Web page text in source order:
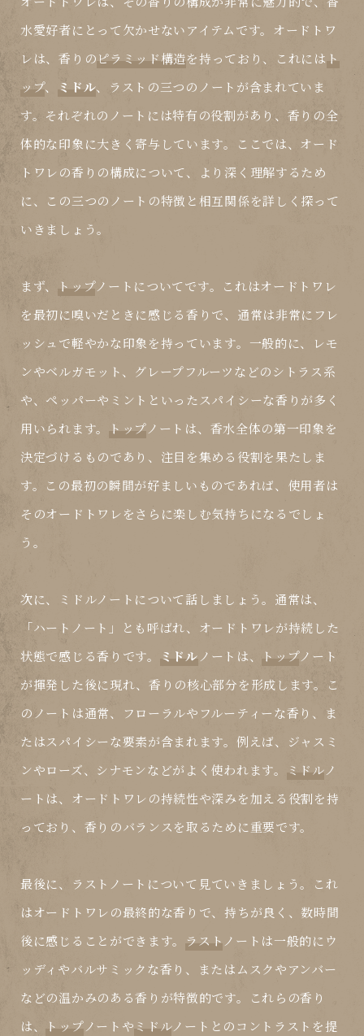
水愛好者にとって欠かせないアイテムです。オードトワ
レは、香りのピラミッド構造を持っており、これには ト
ップ、 ミドル、 ラスト の三つのノートが含まれていま
す。それぞれのノートには特有の役割があり、香りの全
体的な印象に大きく寄与しています。ここでは、オード
トワレの香りの構成について、より深く理解するため
に、この三つのノートの特徴と相互関係を詳しく探って
いきましょう。
まず、 トップノートについてです。これはオードトワレ
を最初に嗅いだときに感じる香りで、通常は非常にフレ
ッシュで軽やかな印象を持っています。一般的に、レモ
ンやベルガモット、グレープフルーツなどのシトラス系
や、ペッパーやミントといったスパイシーな香りが多く
用いられます。
トップノートは、香水全体の第一印象を
決定づけるものであり、注目を集める役割を果たしま
す。この最初の瞬間が好ましいものであれば、使用者は
そのオードトワレをさらに楽しむ気持ちになるでしょ
う。
次に、 ミドルノートについて話しましょう。通常は、
「ハートノート」とも呼ばれ、オードトワレが持続した
状態で感じる香りです。
ミドル ノートは、 トップノート
が揮発した後に現れ、香りの核心部分を形成します。こ
のノートは通常、フローラルやフルーティーな香り、ま
たはスパイシーな要素が含まれます。例えば、ジャスミ
ンやローズ、シナモンなどがよく使われます。
ミドルノ
ートは、オードトワレの持続性や深みを加える役割を持
っており、香りのバランスを取るために重要です。
最後に、 ラスト ノートについて見ていきましょう。これ
はオードトワレの最終的な香りで、持ちが良く、数時間
後に感じることができます。 ラスト ノートは一般的にウ
ッディやバルサミックな香り、またはムスクやアンバー
などの温かみのある香りが特徴的です。これらの香り
は、
トップノートやミドルノートとのコントラストを提